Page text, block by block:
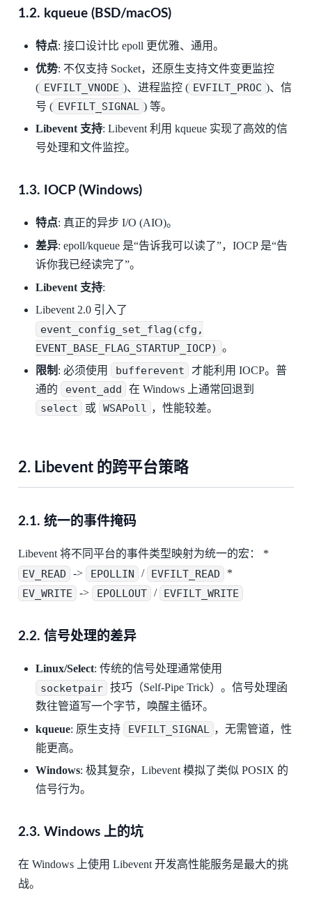
1.2. kqueue (BSD/macOS)
特点: 接口设计比 epoll 更优雅、通用。
优势: 不仅支持 Socket，还原生支持文件变更监控
( EVFILT_VNODE )、进程监控 ( EVFILT_PROC )、信
号 ( EVFILT_SIGNAL ) 等。
Libevent 支持: Libevent 利用 kqueue 实现了高效的信
号处理和文件监控。
1.3. IOCP (Windows)
特点: 真正的异步 I/O (AIO)。
差异: epoll/kqueue 是“告诉我可以读了”，IOCP 是“告
诉你我已经读完了”。
Libevent 支持:
Libevent 2.0 引入了
event_config_set_flag(cfg,
EVENT_BASE_FLAG_STARTUP_IOCP) 。
限制 : 必须使用 bufferevent
才能利用 IOCP。普
通的
event_add 在 Windows 上通常回退到
select 或 WSAPoll ，性能较差。
2. Libevent 的跨平台策略
2.1. 统一的事件掩码
Libevent 将不同平台的事件类型映射为统一的宏： *
EV_READ -> EPOLLIN / EVFILT_READ *
EV_WRITE -> EPOLLOUT / EVFILT_WRITE
2.2. 信号处理的差异
Linux/Select: 传统的信号处理通常使用
socketpair
技巧（Self-Pipe Trick）。信号处理函
数往管道写一个字节，唤醒主循环。
kqueue: 原生支持 EVFILT_SIGNAL ，无需管道，性
能更高。
Windows: 极其复杂，Libevent 模拟了类似 POSIX 的
信号行为。
2.3. Windows 上的坑
在 Windows 上使用 Libevent 开发高性能服务是最大的挑
战。